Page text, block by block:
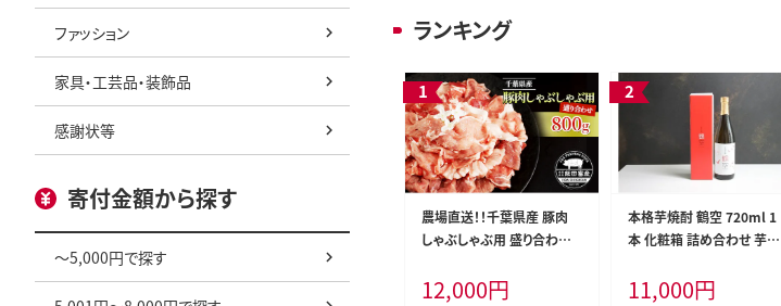
ファッション
家具・工芸品・装飾品
感謝状等
寄付金額から探す
～5,000円で探す
ランキング
農場直送！！千葉県産 豚肉
しゃぶしゃぶ用 盛り合わせ 8
ク 牛肉/しゃぶしゃぶ
12,000円
本格芋焼酎 鶴空 720ml 1
本 化粧箱 詰め合わせ 芋焼
いも サツマイモ 紅はるか 紅
11,000円